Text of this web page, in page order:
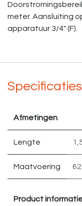
meter. Aansluiting
apparatuur 3/4" (F).
Specificaties
Afmetingen
Lengte
Maatvoering
Product